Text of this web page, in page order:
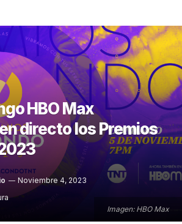
Imagen: HBO Max
HBO Max
directo los Premios
Noviembre 4, 2023